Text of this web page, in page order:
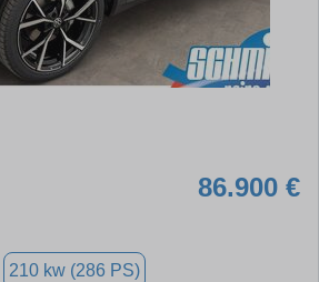
86.900 €
210 kw (286 PS)